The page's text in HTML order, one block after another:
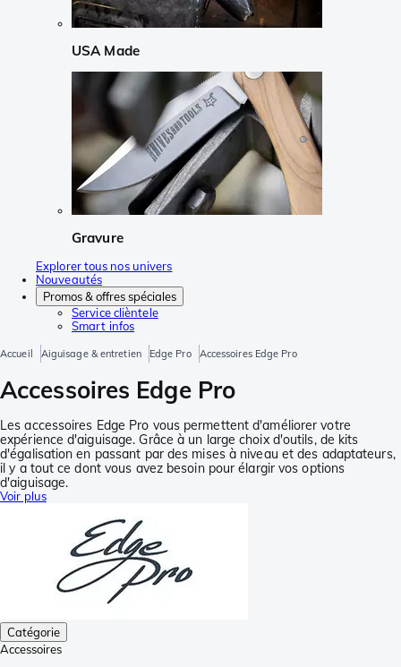
USA Made
Gravure
Explorer tous nos univers
Nouveautés
Promos & offres spéciales
Service clièntele
Smart infos
Accueil Aiguisage & entretien Edge Pro Accessoires Edge Pro
Accessoires Edge Pro
Les accessoires Edge Pro vous permettent d'améliorer votre
expérience d'aiguisage. Grâce à un large choix d'outils, de kits
d'égalisation en passant par des mises à niveau et des adaptateurs,
il y a tout ce dont vous avez besoin pour élargir vos options
d'aiguisage.
Voir plus
Catégorie
Accessoires